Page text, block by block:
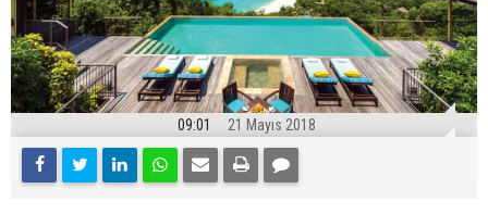
09:01 21 Mayıs 2018